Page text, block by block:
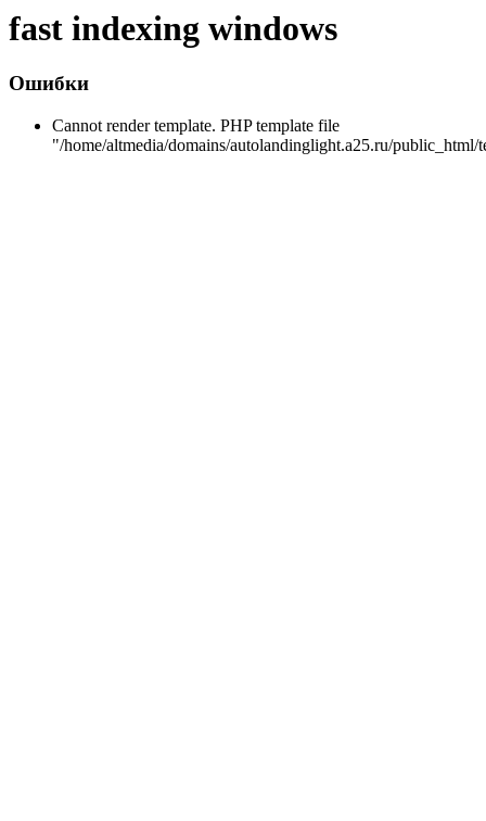
fast indexing windows
Ошибки
Cannot render template. PHP template file
"/home/altmedia/domains/autolandinglight.a25.ru/